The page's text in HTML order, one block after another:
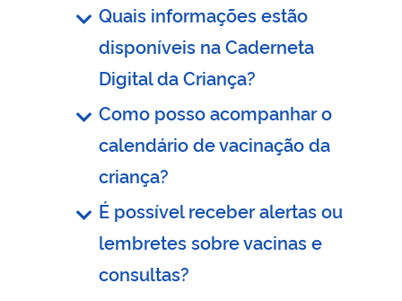
Quais informações estão
disponíveis na Caderneta
Digital da Criança?
Como posso acompanhar o
calendário de vacinação da
criança?
É possível receber alertas ou
lembretes sobre vacinas e
consultas?